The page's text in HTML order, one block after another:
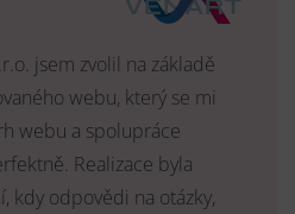
jsem zvolil na základě
webu, který se mi
webu a spolupráce
Realizace byla
kdy odpovědi na otázky,